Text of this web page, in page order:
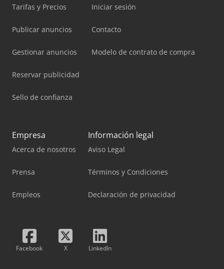
Tarifas y Precios
Publicar anuncios
Gestionar anuncios
Reservar publicidad
Sello de confianza
Iniciar sesión
Contacto
Modelo de contrato de compra
Empresa
Acerca de nosotros
Prensa
Empleos
Información legal
Aviso Legal
Términos y Condiciones
Declaración de privacidad
Facebook X LinkedIn